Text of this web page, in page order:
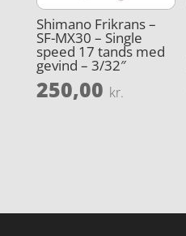
Shimano Frikrans –
SF-MX30 – Single
speed 17 tands med
gevind – 3/32″
250,00 kr.